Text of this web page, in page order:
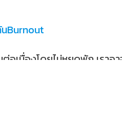
Burnout
ต่อเนื่องโดยไม่หยุดพัก เราอ